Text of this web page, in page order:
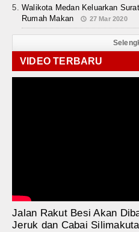
Walikota Medan Keluarkan
Rumah Makan
27 Mar 2020
VIDEO TERBARU
Jalan Rakut Besi Akan
Jeruk dan Cabai